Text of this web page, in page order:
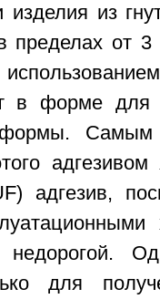
изделия из
пределах от
в форме для
Самым
адгезивом
адгезив,
для